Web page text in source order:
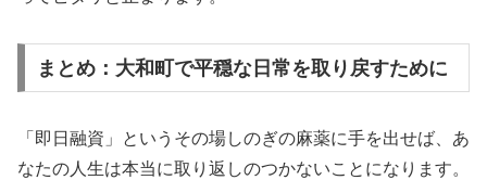
まとめ：大和町で平穏な日常を取り戻すために
「即日融資」というその場しのぎの麻薬に手を出せば、あ
なたの人生は本当に取り返しのつかないことになります。